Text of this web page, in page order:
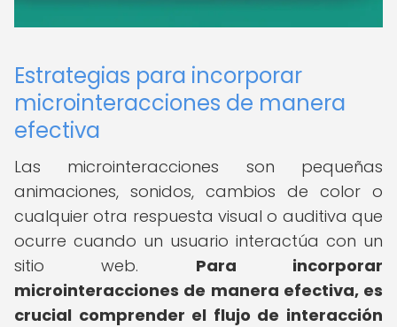
Estrategias para incorporar
microinteracciones de manera
efectiva
Las microinteracciones son pequeñas
animaciones, sonidos, cambios de color o
cualquier otra respuesta visual o auditiva que
ocurre cuando un usuario interactúa con un
sitio web. Para incorporar
microinteracciones de manera efectiva, es
crucial comprender el flujo de interacción